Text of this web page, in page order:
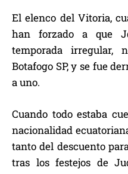
El elenco del Vitoria,
han forzado a que
temporada
Botafogo SP, y se fue
a uno.
Cuando todo estaba
nacionalidad
tanto del descuento
tras los festejos de